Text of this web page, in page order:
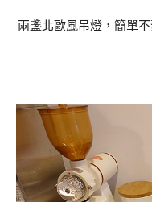
兩盞北歐風吊燈，簡單